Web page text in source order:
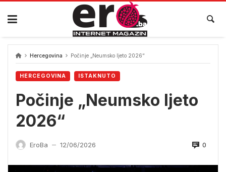
Skip
content
Hercegovina Počinje „Neumsko ljeto 2026“
HERCEGOVINA ISTAKNUTO
Počinje „Neumsko ljeto
2026“
EroBa — 12/06/2026 0